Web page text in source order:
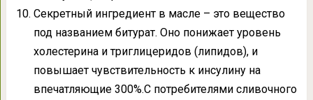
Секретный ингредиент в масле – это вещество
под названием битурат. Оно понижает уровень
холестерина и триглицеридов (липидов), и
повышает чувствительность к инсулину на
впечатляющие 300%.С потребителями сливочного